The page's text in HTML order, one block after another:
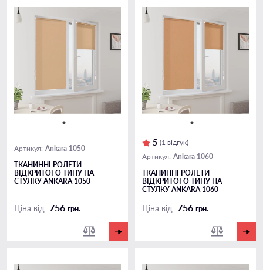
Артикул: Ankara 1050
ТКАНИННІ РОЛЕТИ
ВІДКРИТОГО ТИПУ НА
СТУЛКУ ANKARA 1050
Ціна від 756 грн.
5 (1 відгук)
Артикул: Ankara 1060
ТКАНИННІ РОЛЕТИ
ВІДКРИТОГО ТИПУ НА
СТУЛКУ ANKARA 1060
Ціна від 756 грн.